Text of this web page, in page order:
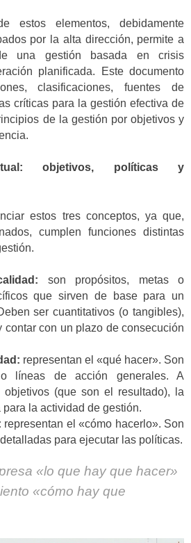
estos elementos, debidamente
por la alta dirección, permite a
una gestión basada en crisis
planificada. Este documento
clasificaciones, fuentes de
críticas para la gestión efectiva de
de la gestión por objetivos y
objetivos, políticas y
estos tres conceptos, ya que,
cumplen funciones distintas
son propósitos, metas o
que sirven de base para un
ser cuantitativos (o tangibles),
contar con un plazo de consecución
representan el «qué hacer». Son
o líneas de acción generales. A
(que son el resultado), la
la actividad de gestión.
representan el «cómo hacerlo». Son
para ejecutar las políticas.
«lo que hay que hacer»
«cómo hay que